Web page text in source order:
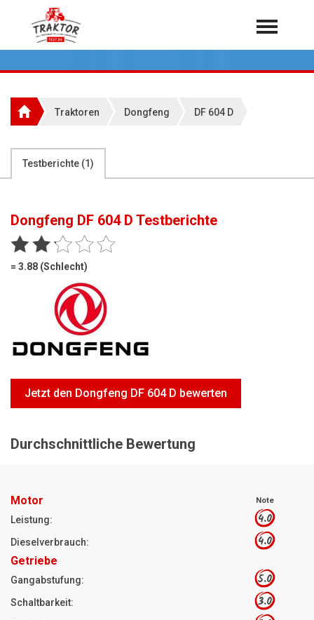
Home
Rundballenpressen
Teleskoplader
Hoflader
Jetzt Bewerten
Über 7.000 Testberichte
Traktoren Dongfeng DF 604 D
Testberichte (1)
Dongfeng DF 604 D Testberichte
= 3.88 (Schlecht)
Jetzt den Dongfeng DF 604 D bewerten
Durchschnittliche Bewertung
Motor Note
Leistung: 4.0
Dieselverbrauch: 4.0
Getriebe
Gangabstufung: 5.0
Schaltbarkeit: 3.0